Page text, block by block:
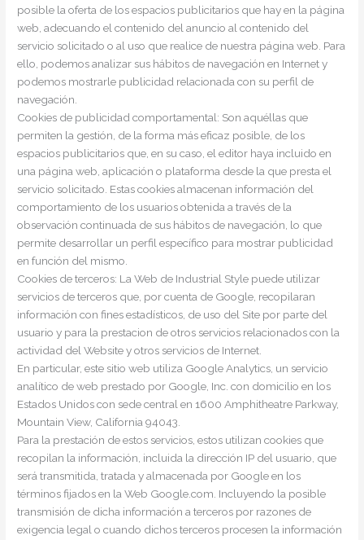
posible la oferta de los espacios publicitarios que hay en la página
web, adecuando el contenido del anuncio al contenido del
servicio solicitado o al uso que realice de nuestra página web. Para
ello, podemos analizar sus hábitos de navegación en Internet y
podemos mostrarle publicidad relacionada con su perfil de
navegación.
Cookies de publicidad comportamental: Son aquéllas que
permiten la gestión, de la forma más eficaz posible, de los
espacios publicitarios que, en su caso, el editor haya incluido en
una página web, aplicación o plataforma desde la que presta el
servicio solicitado. Estas cookies almacenan información del
comportamiento de los usuarios obtenida a través de la
observación continuada de sus hábitos de navegación, lo que
permite desarrollar un perfil específico para mostrar publicidad
en función del mismo.
Cookies de terceros: La Web de Industrial Style puede utilizar
servicios de terceros que, por cuenta de Google, recopilaran
información con fines estadísticos, de uso del Site por parte del
usuario y para la prestacion de otros servicios relacionados con la
actividad del Website y otros servicios de Internet.
En particular, este sitio web utiliza Google Analytics, un servicio
analítico de web prestado por Google, Inc. con domicilio en los
Estados Unidos con sede central en 1600 Amphitheatre Parkway,
Mountain View, California 94043.
Para la prestación de estos servicios, estos utilizan cookies que
recopilan la información, incluida la dirección IP del usuario, que
será transmitida, tratada y almacenada por Google en los
términos fijados en la Web Google.com. Incluyendo la posible
transmisión de dicha información a terceros por razones de
exigencia legal o cuando dichos terceros procesen la información